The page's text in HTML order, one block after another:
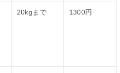
20kgまで 1300円